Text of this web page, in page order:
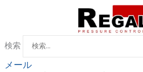
ス
検索
メール